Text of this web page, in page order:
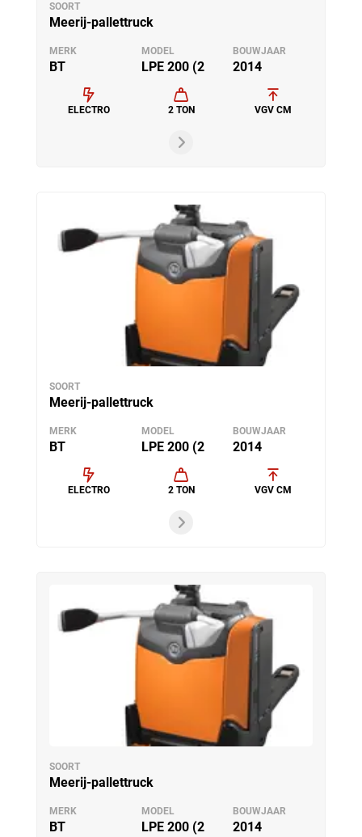
SOORT
Meerij-pallettruck
MERK
BT
MODEL
LPE 200 (2
BOUWJAAR
2014
ELECTRO 2 TON VGV CM
SOORT
Meerij-pallettruck
MERK
BT
MODEL
LPE 200 (2
BOUWJAAR
2014
ELECTRO 2 TON VGV CM
SOORT
Meerij-pallettruck
MERK
BT
MODEL
LPE 200 (2
BOUWJAAR
2014